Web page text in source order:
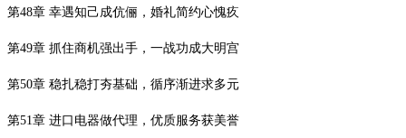
第48章 幸遇知己成伉俪，婚礼简约心愧疚
第49章 抓住商机强出手，一战功成大明宫
第50章 稳扎稳打夯基础，循序渐进求多元
第51 章 进口电器做代理，优质服务获美誉